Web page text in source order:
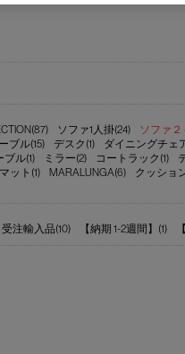
ソファ1人掛(24) ソファ２
ブル(15) デスク(1) ダイニングチェ
ル(1) ミラー(2) コートラック(1)
ット(1) MARALUNGA(6) クッショ
受注輸入品(10) 【納期 1-2週間】(1)